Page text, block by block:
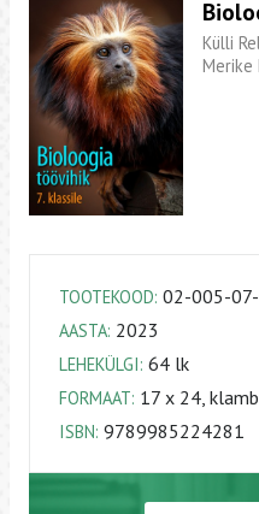
Külli
Merike
TOOTEKOOD: 02-005-
AASTA: 2023
LEHEKÜLGI: 64 lk
FORMAAT: 17 x 24,
ISBN: 9789985224281